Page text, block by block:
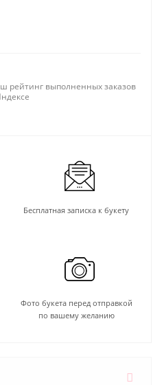
рейтинг выполненных заказов
Бесплатная записка к букету
Фото букета перед отправкой
по вашему желанию